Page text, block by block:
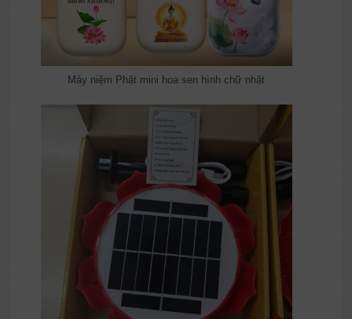
Máy niệm Phật mini hoa sen hình chữ nhật